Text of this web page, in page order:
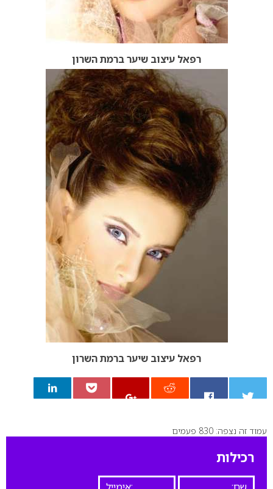
רפאל עיצוב שיער ברמת השרון
רפאל עיצוב שיער ברמת השרון
0
עמוד זה נצפה: 830 פעמים
רכילות